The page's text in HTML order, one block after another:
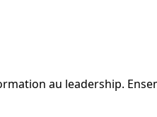
au leadership.